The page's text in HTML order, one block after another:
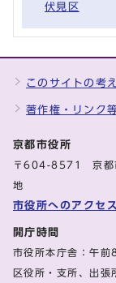
伏見区
このサイトの考
著作権・リンク
京都市役所
〒604-8571 京都
地
市役所へのアクセス
開庁時間
市役所本庁舎：午
区役所・支所、出